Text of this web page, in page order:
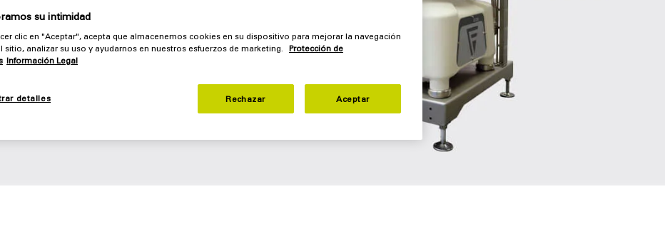
para su éxito
desde el asesoramiento hasta la puesta en marcha
su intimidad
clic en "Aceptar", acepta que almacenemos cookies en su dispositivo para mejorar la navegación
sitio, analizar su uso y ayudarnos en nuestros esfuerzos de marketing. Protección de
Información Legal
detalles Rechazar Aceptar